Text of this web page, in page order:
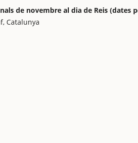
de novembre al dia de Reis (dates
Catalunya